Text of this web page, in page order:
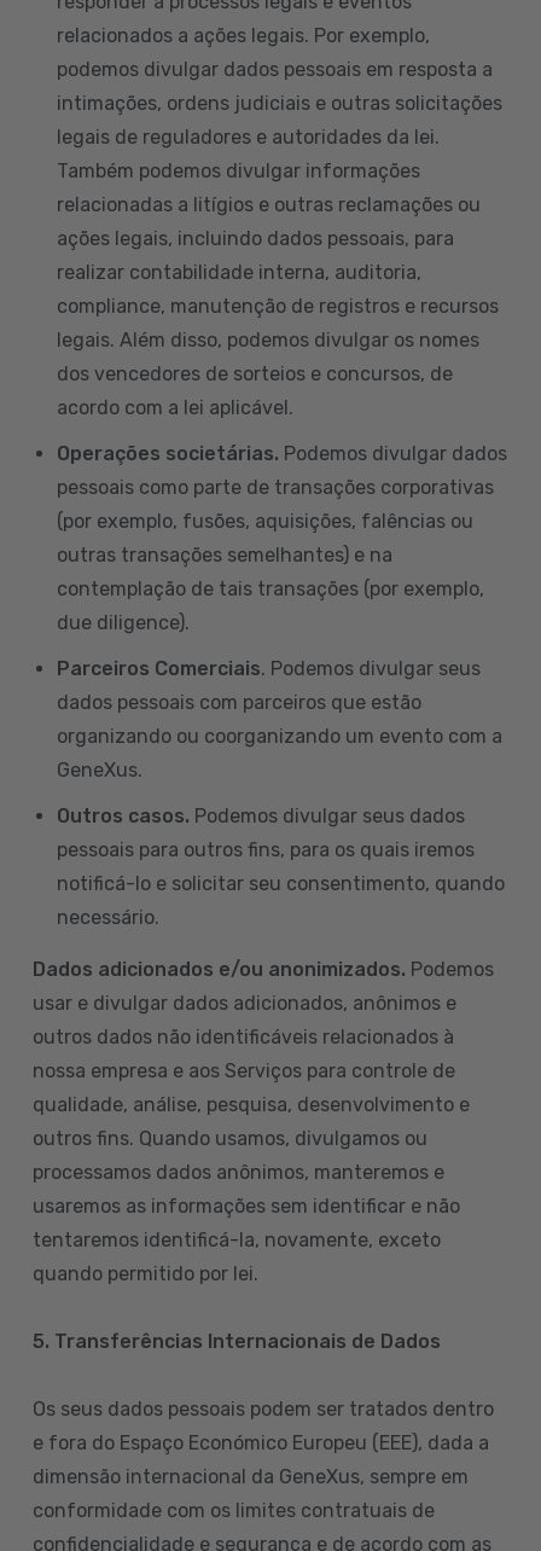
relacionados a ações legais. Por exemplo,
podemos divulgar dados pessoais em resposta a
intimações, ordens judiciais e outras solicitações
legais de reguladores e autoridades da lei.
Também podemos divulgar informações
relacionadas a litígios e outras reclamações ou
ações legais, incluindo dados pessoais, para
realizar contabilidade interna, auditoria,
compliance, manutenção de registros e recursos
legais. Além disso, podemos divulgar os nomes
dos vencedores de sorteios e concursos, de
acordo com a lei aplicável.
Operações societárias. Podemos divulgar dados
pessoais como parte de transações corporativas
(por exemplo, fusões, aquisições, falências ou
outras transações semelhantes) e na
contemplação de tais transações (por exemplo,
due diligence).
Parceiros Comerciais. Podemos divulgar seus
dados pessoais com parceiros que estão
organizando ou coorganizando um evento com a
GeneXus.
Outros casos. Podemos divulgar seus dados
pessoais para outros fins, para os quais iremos
notificá-lo e solicitar seu consentimento, quando
necessário.
Dados adicionados e/ou anonimizados. Podemos
usar e divulgar dados adicionados, anônimos e
outros dados não identificáveis relacionados à
nossa empresa e aos Serviços para controle de
qualidade, análise, pesquisa, desenvolvimento e
outros fins. Quando usamos, divulgamos ou
processamos dados anônimos, manteremos e
usaremos as informações sem identificar e não
tentaremos identificá-la, novamente, exceto
quando permitido por lei.
5. Transferências Internacionais de Dados
Os seus dados pessoais podem ser tratados dentro
e fora do Espaço Económico Europeu (EEE), dada a
dimensão internacional da GeneXus, sempre em
conformidade com os limites contratuais de
confidencialidade e segurança e de acordo com as